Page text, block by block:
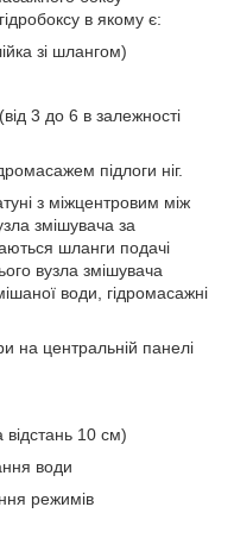
в якому є:
зі шлангом)
3 до 6 в залежності
підлоги ніг.
з міжцентровим між
змішувача за
шланги подачі
вузла змішувача
води, гідромасажні
на центральній панелі
10 см)
води
режимів